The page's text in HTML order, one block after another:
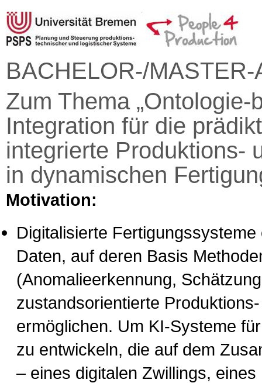
BACHELOR-/
Zum Thema
Integration für die
integrierte Produktions-
in dynamischen
Motivation:
Digitalisierte
Daten, auf deren Basis
(Anomalieerkennung,
zustandsorientierte
ermöglichen. Um KI-Systeme
zu entwickeln, die auf dem
– eines digitalen Zwillings,